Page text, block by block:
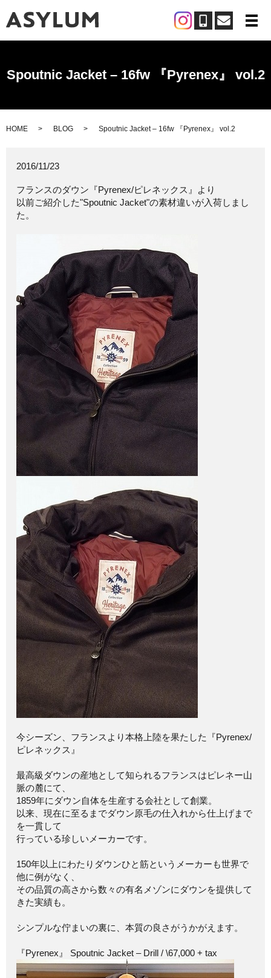
メ
Spoutnic Jacket – 16fw 『Pyrenex』 vol.2
HOME BLOG Spoutnic Jacket – 16fw 『Pyrenex』 vol.2
2016/11/23
フランスのダウン『Pyrenex/ピレネックス』より
以前ご紹介した"Spoutnic Jacket"の素材違いが入荷しまし
た。
今シーズン、フランスより本格上陸を果たした『Pyrenex/
ピレネックス』
最高級ダウンの産地として知られるフランスはピレネー山
脈の麓にて、
1859年にダウン自体を生産する会社として創業。
以来、現在に至るまでダウン原毛の仕入れから仕上げまで
を一貫して
行っている珍しいメーカーです。
150年以上にわたりダウンひと筋というメーカーも世界で
他に例がなく、
その品質の高さから数々の有名メゾンにダウンを提供して
きた実績も。
シンプルな佇まいの裏に、本質の良さがうかがえます。
『Pyrenex』 Spoutnic Jacket – Drill / \67,000 + tax